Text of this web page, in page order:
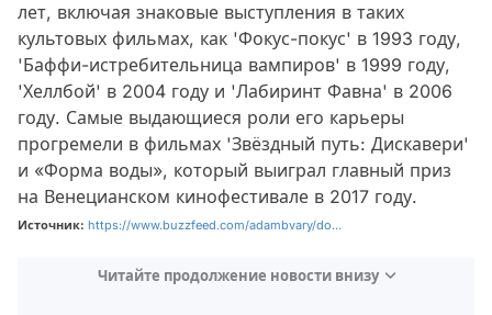
лет, включая знаковые выступления в таких
культовых фильмах, как 'Фокус-покус' в 1993 году,
'Баффи-истребительница вампиров' в 1999 году,
'Хеллбой' в 2004 году и 'Лабиринт Фавна' в 2006
году. Самые выдающиеся роли его карьеры
прогремели в фильмах 'Звёздный путь: Дискавери'
и «Форма воды», который выиграл главный приз
на Венецианском кинофестивале в 2017 году.
Источник: https://www.buzzfeed.com/adambvary/do...
Читайте продолжение новости внизу